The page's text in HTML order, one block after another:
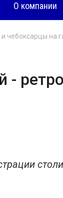
О компании
чебоксарцы на
-